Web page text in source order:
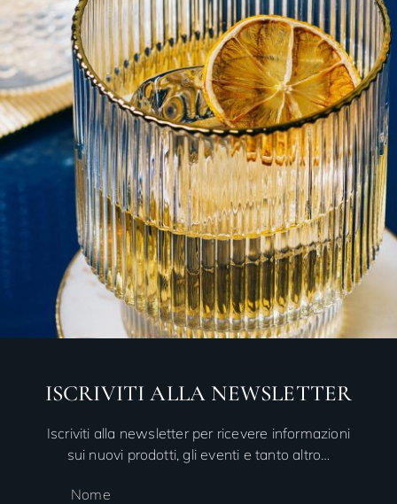
ISCRIVITI ALLA NEWSLETTER
Iscriviti alla newsletter per ricevere informazioni
sui nuovi prodotti, gli eventi e tanto altro…
Nome